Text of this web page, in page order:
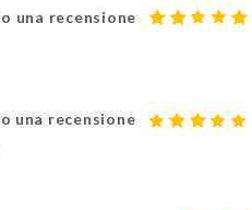
una recensione
una recensione